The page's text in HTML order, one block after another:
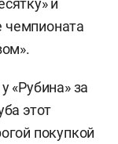
«Рубина» за
этот
покупкой